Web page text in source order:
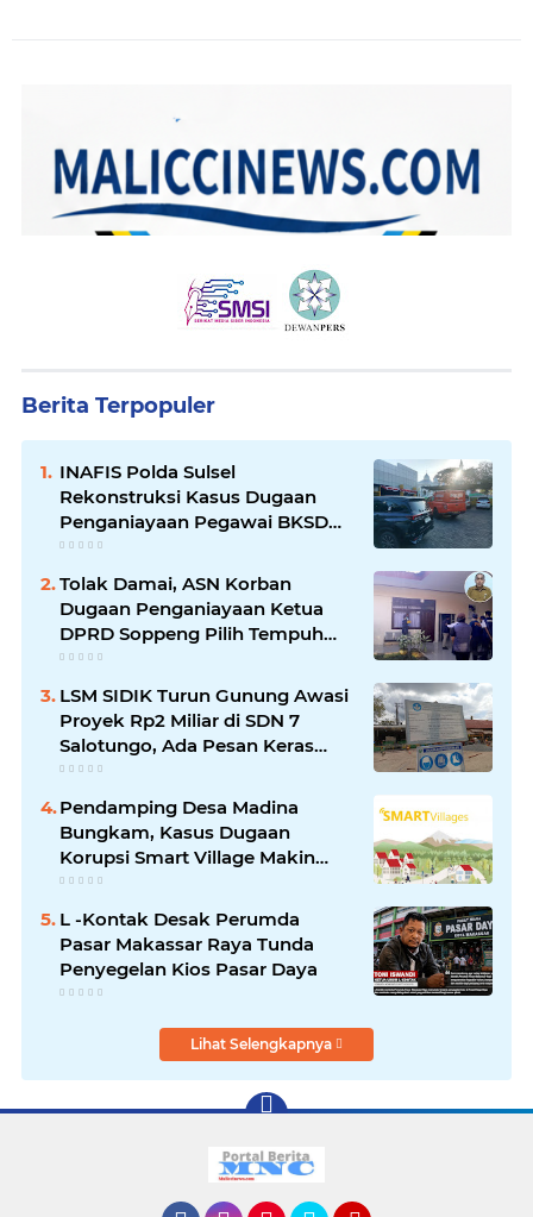
Berita Terpopuler
INAFIS Polda Sulsel
Rekonstruksi Kasus Dugaan
Penganiayaan Pegawai BKSDM
Soppeng
Tolak Damai, ASN Korban
Dugaan Penganiayaan Ketua
DPRD Soppeng Pilih Tempuh
Jalur Hukum
LSM SIDIK Turun Gunung Awasi
Proyek Rp2 Miliar di SDN 7
Salotungo, Ada Pesan Keras
untuk Pelaksana
Pendamping Desa Madina
Bungkam, Kasus Dugaan
Korupsi Smart Village Makin
Jadi Sorotan
L -Kontak Desak Perumda
Pasar Makassar Raya Tunda
Penyegelan Kios Pasar Daya
Lihat Selengkapnya